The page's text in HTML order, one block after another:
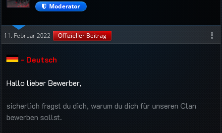
Moderator
11. Februar 2022 Offizieller Beitrag
- Deutsch
Hallo lieber Bewerber,
sicherlich fragst du dich, warum du dich für unseren Clan
bewerben sollst.